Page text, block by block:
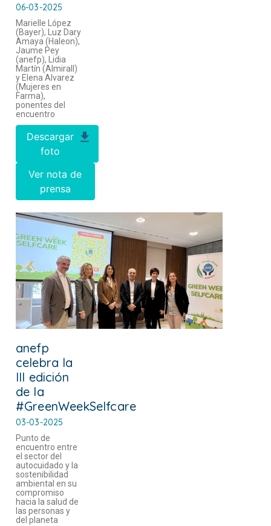
06-03-2025
Marielle López
(Bayer), Luz Dary
Amaya (Haleon),
Jaume Pey
(anefp), Lidia
Martín (Almirall)
y Elena Alvarez
(Mujeres en
Farma),
ponentes del
encuentro
Descargar
foto
Ver nota de
prensa
anefp
celebra la
III edición
de la
#GreenWeekSelfcare
03-03-2025
Punto de
encuentro entre
el sector del
autocuidado y la
sostenibilidad
ambiental en su
compromiso
hacia la salud de
las personas y
del planeta